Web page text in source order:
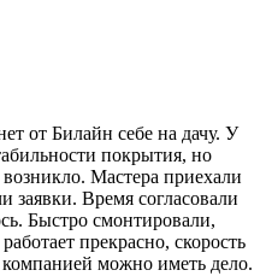
от Билайн себе на дачу. У
покрытия, но
Мастера приехали
заявки. Время согласовали
Быстро смонтировали,
прекрасно, скорость
можно иметь дело.